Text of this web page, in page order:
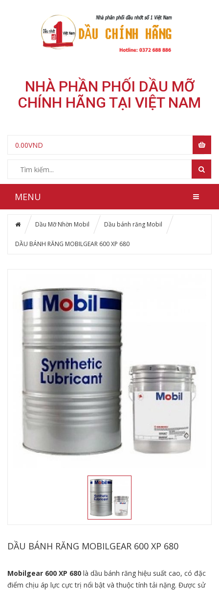
NHÀ PHẦN PHỐI DẦU MỠ
CHÍNH HÃNG TẠI VIỆT NAM
0.00VND
MENU
Dầu Mỡ Nhờn Mobil Dầu bánh răng Mobil
DẦU BÁNH RĂNG MOBILGEAR 600 XP 680
DẦU BÁNH RĂNG MOBILGEAR 600 XP 680
Mobilgear 600 XP 680 là dầu bánh răng hiệu suất cao, có đặc
điểm chịu áp lực cực trị nổi bật và thuộc tính tải nặng. Được sử